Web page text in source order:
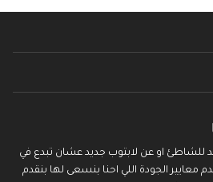
للشاطئ او عن لابتوب جديد عشان تبدع في
الجودة اللي احنا بنسعى لها بنقدم